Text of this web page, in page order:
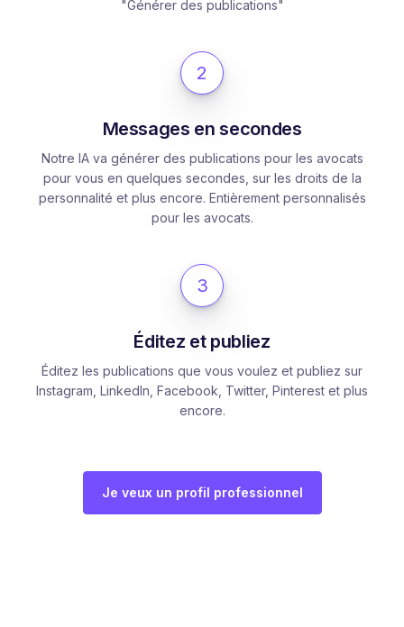
"Générer des publications"
2
Messages en secondes
Notre IA va générer des publications pour les avocats
pour vous en quelques secondes, sur les droits de la
personnalité et plus encore. Entièrement personnalisés
pour les avocats.
3
Éditez et publiez
Éditez les publications que vous voulez et publiez sur
Instagram, LinkedIn, Facebook, Twitter, Pinterest et plus
encore.
Je veux un profil professionnel